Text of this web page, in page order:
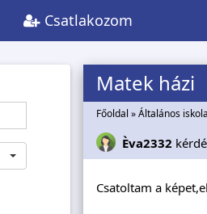
Csatlakozom
Matek házi
Főoldal »Általános iskola
Èva2332
Csatoltam a